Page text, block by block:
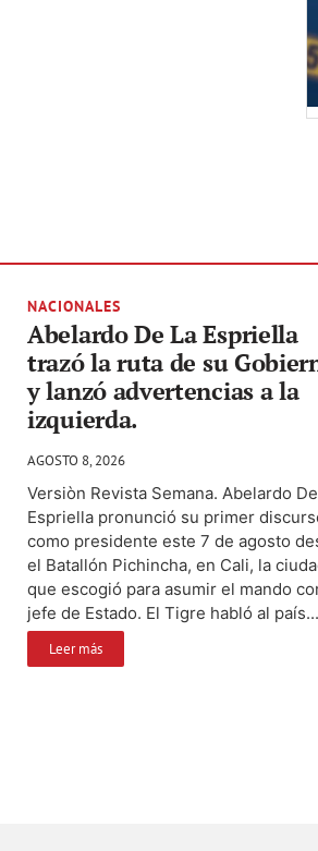
NACIONALES
Abelardo De La Espriella
trazó la ruta de su
y lanzó advertencias a la
izquierda.
AGOSTO 8, 2026
Versiòn Revista Semana. Abelardo
Espriella pronunció su primer
como presidente este 7 de agosto
el Batallón Pichincha, en Cali, la
que escogió para asumir el mando
jefe de Estado. El Tigre habló al país...
Leer más